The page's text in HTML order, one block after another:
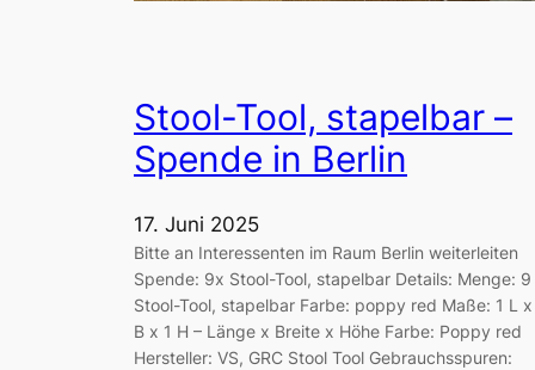
Stool-Tool, stapelbar –
Spende in Berlin
17. Juni 2025
Bitte an Interessenten im Raum Berlin weiterleiten
Spende: 9x Stool-Tool, stapelbar Details: Menge: 9
Stool-Tool, stapelbar Farbe: poppy red Maße: 1 L x
B x 1 H – Länge x Breite x Höhe Farbe: Poppy red
Hersteller: VS, GRC Stool Tool Gebrauchsspuren: